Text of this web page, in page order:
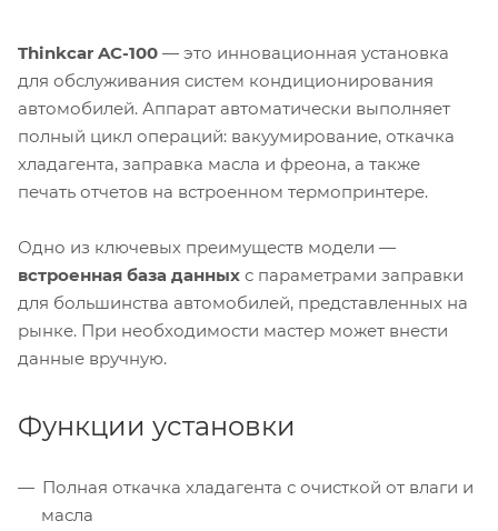
Thinkcar AC-100 — это инновационная установка
для обслуживания систем кондиционирования
автомобилей. Аппарат автоматически выполняет
полный цикл операций: вакуумирование, откачка
хладагента, заправка масла и фреона, а также
печать отчетов на встроенном термопринтере.
Одно из ключевых преимуществ модели —
встроенная база данных с параметрами заправки
для большинства автомобилей, представленных на
рынке. При необходимости мастер может внести
данные вручную.
Функции установки
Полная откачка хладагента с очисткой от влаги и
масла